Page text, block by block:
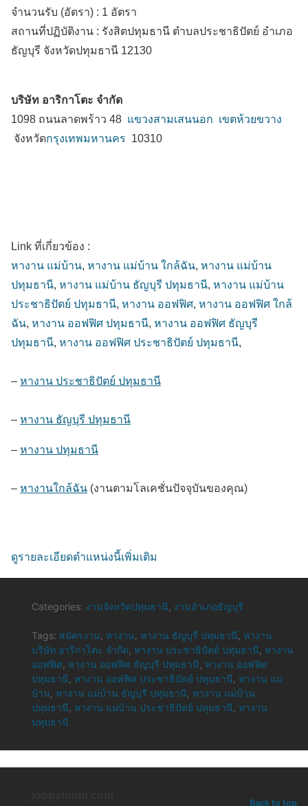
จำนวนรับ (อัตรา) : 1 อัตรา
สถานที่ปฏิบัติงาน : รังสิตปทุมธานี ตำบลประชาธิปัตย์ อำเภอ
ธัญบุรี จังหวัดปทุมธานี 12130
บริษัท อาริกาโตะ จำกัด
1098 ถนนลาดพร้าว 48 แขวงสามเสนนอก เขตห้วยขวาง
จังหวัดกรุงเทพมหานคร 10310
Link ที่เกี่ยวข้อง :
หางาน แม่บ้าน, หางาน แม่บ้าน ใกล้ฉัน, หางาน แม่บ้าน
ปทุมธานี, หางาน แม่บ้าน ธัญบุรี ปทุมธานี, หางาน แม่บ้าน
ประชาธิปัตย์ ปทุมธานี, หางาน ออฟฟิศ, หางาน ออฟฟิศ ใกล้
ฉัน, หางาน ออฟฟิศ ปทุมธานี, หางาน ออฟฟิศ ธัญบุรี
ปทุมธานี, หางาน ออฟฟิศ ประชาธิปัตย์ ปทุมธานี,
– หางาน ประชาธิปัตย์ ปทุมธานี
– หางาน ธัญบุรี ปทุมธานี
– หางาน ปทุมธานี
– หางานใกล้ฉัน (งานตามโลเคชั่นปัจจุบันของคุณ)
ดูรายละเอียดตำแหน่งนี้เพิ่มเติม
Categories: งานจังหวัดปทุมธานี งานอำเภอธัญบุรี
Tags: สมัครงาน หางาน หางาน ธัญบุรี ปทุมธานี หางาน
บริษัท อาริกาโตะ จำกัด หางาน ประชาธิปัตย์ ปทุมธานี หางาน
ออฟฟิศ หางาน ออฟฟิศ ธัญบุรี ปทุมธานี หางาน ออฟฟิศ
ปทุมธานี หางาน ออฟฟิศ ประชาธิปัตย์ ปทุมธานี หางาน แม่
บ้าน หางาน แม่บ้าน ธัญบุรี ปทุมธานี หางาน แม่บ้าน
ปทุมธานี หางาน แม่บ้าน ประชาธิปัตย์ ปทุมธานี หางาน
ปทุมธานี
Back to top